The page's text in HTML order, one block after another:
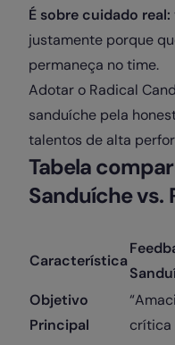
É sobre cuidado real:
justamente porque
permaneça no time.
Adotar o Radical
sanduíche pela
talentos de alta
Tabela
Sanduíche vs.
Característica
Objetivo
Principal
crítica